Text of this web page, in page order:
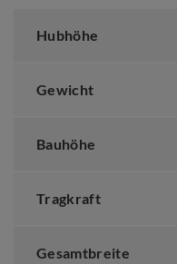
Hubhöhe
Gewicht
Bauhöhe
Tragkraft
Gesamtbreite